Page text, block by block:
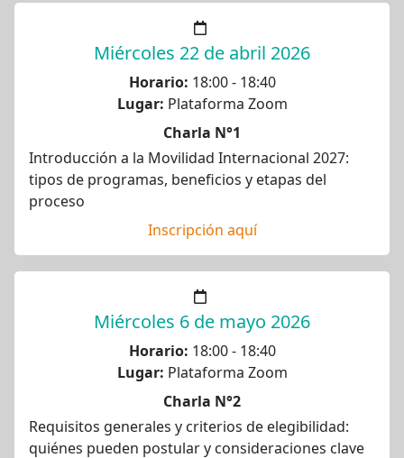
Miércoles 22 de abril 2026
Horario: 18:00 - 18:40
Lugar: Plataforma Zoom
Charla N°1
Introducción a la Movilidad Internacional 2027:
tipos de programas, beneficios y etapas del
proceso
Inscripción aquí
Miércoles 6 de mayo 2026
Horario: 18:00 - 18:40
Lugar: Plataforma Zoom
Charla N°2
Requisitos generales y criterios de elegibilidad:
quiénes pueden postular y consideraciones clave